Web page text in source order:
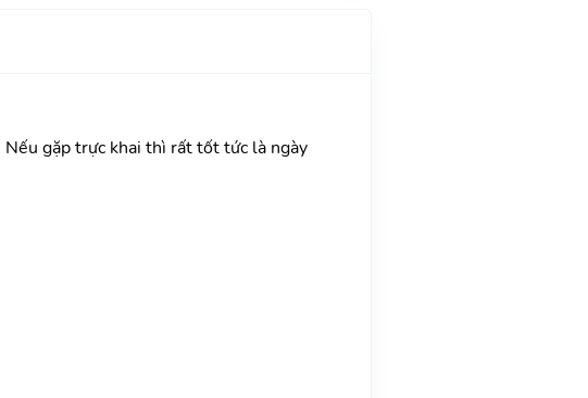
gặp trực khai thì rất tốt tức là ngày